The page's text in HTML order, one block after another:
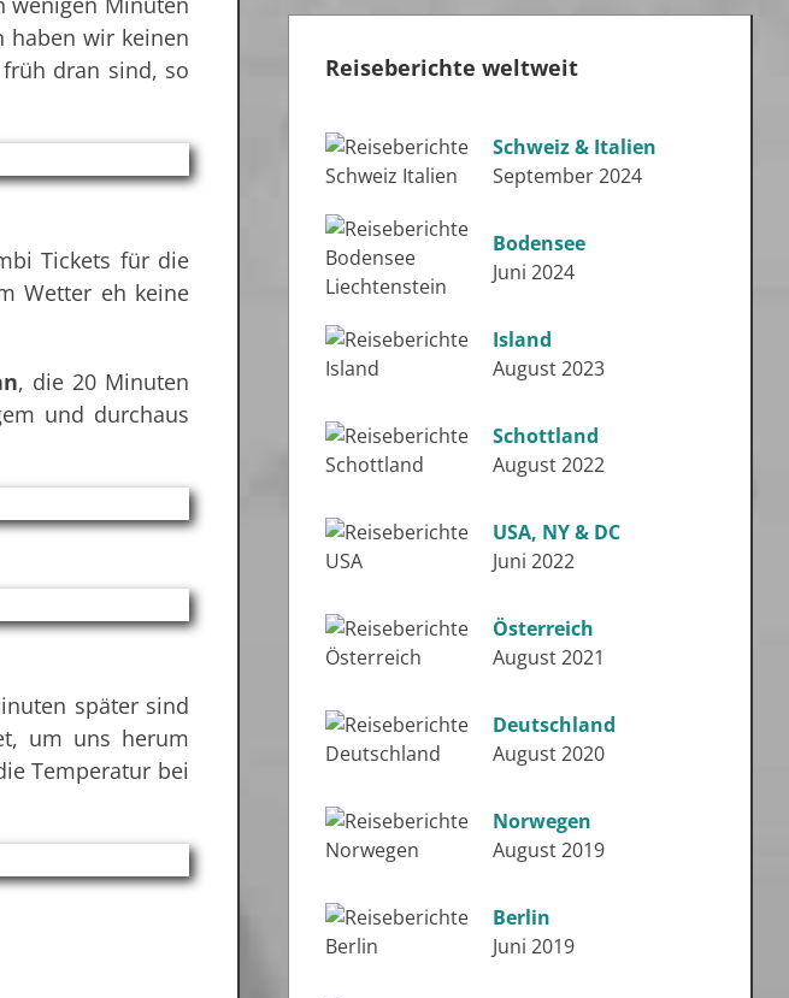
haben wir keinen
dran sind, so
Tickets für die
Wetter eh keine
, die 20 Minuten
und durchaus
später sind
um uns herum
Temperatur bei
Reiseberichte weltweit
Schweiz & Italien
September 2024
Bodensee
Juni 2024
Island
August 2023
Schottland
August 2022
USA, NY & DC
Juni 2022
Österreich
August 2021
Deutschland
August 2020
Norwegen
August 2019
Berlin
Juni 2019